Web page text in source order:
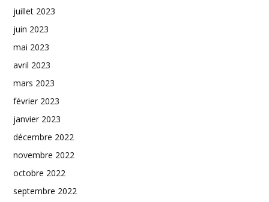
juillet 2023
juin 2023
mai 2023
avril 2023
mars 2023
février 2023
janvier 2023
décembre 2022
novembre 2022
octobre 2022
septembre 2022